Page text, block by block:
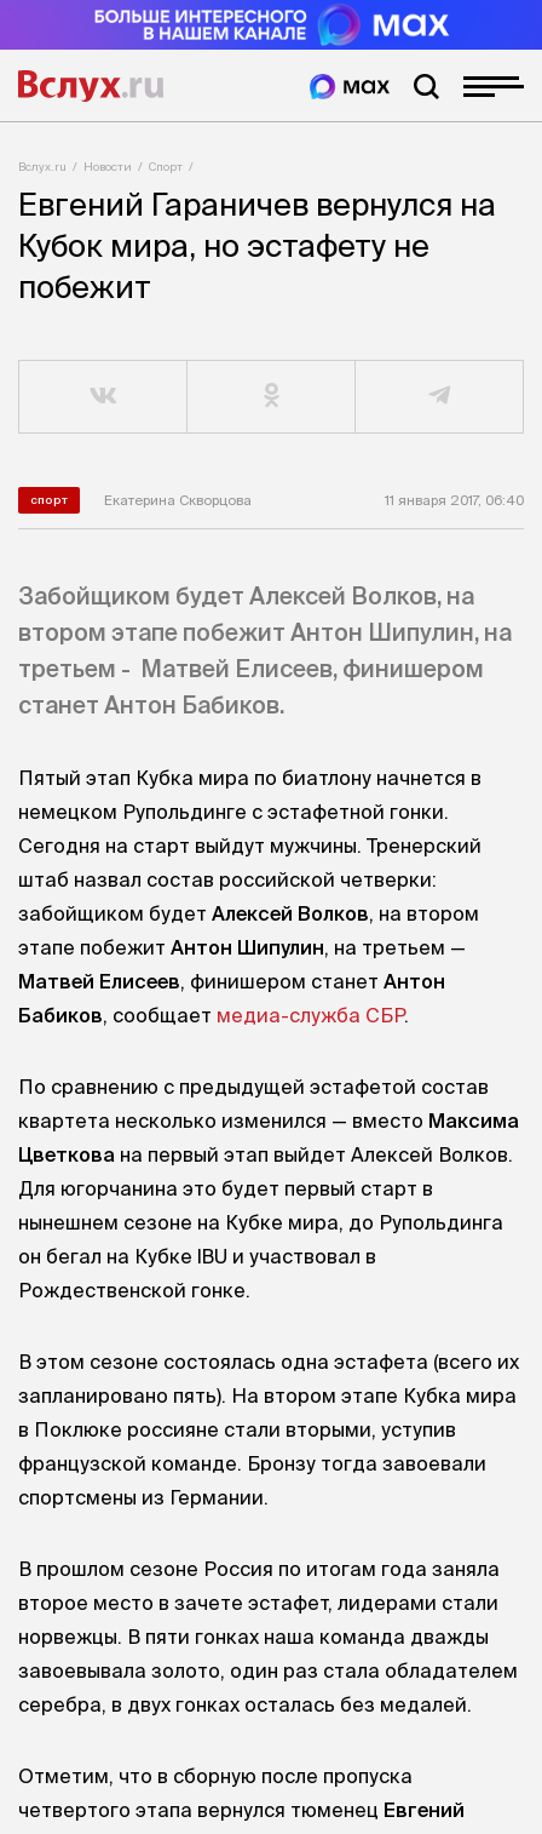
Вслух.ru Новости Спорт
Евгений Гараничев вернулся на
Кубок мира, но эстафету не
побежит
спорт Екатерина Скворцова 11 января 2017, 06:40
Забойщиком будет Алексей Волков, на
втором этапе побежит Антон Шипулин, на
третьем - Матвей Елисеев, финишером
станет Антон Бабиков.
Пятый этап Кубка мира по биатлону начнется в
немецком Рупольдинге с эстафетной гонки.
Сегодня на старт выйдут мужчины. Тренерский
штаб назвал состав российской четверки:
забойщиком будет Алексей Волков, на втором
этапе побежит Антон Шипулин, на третьем —
Матвей Елисеев, финишером станет Антон
Бабиков, сообщает медиа-служба СБР.
По сравнению с предыдущей эстафетой состав
квартета несколько изменился — вместо Максима
Цветкова на первый этап выйдет Алексей Волков.
Для югорчанина это будет первый старт в
нынешнем сезоне на Кубке мира, до Рупольдинга
он бегал на Кубке IBU и участвовал в
Рождественской гонке.
В этом сезоне состоялась одна эстафета (всего их
запланировано пять). На втором этапе Кубка мира
в Поклюке россияне стали вторыми, уступив
французской команде. Бронзу тогда завоевали
спортсмены из Германии.
В прошлом сезоне Россия по итогам года заняла
второе место в зачете эстафет, лидерами стали
норвежцы. В пяти гонках наша команда дважды
завоевывала золото, один раз стала обладателем
серебра, в двух гонках осталась без медалей.
Отметим, что в сборную после пропуска
четвертого этапа вернулся тюменец Евгений